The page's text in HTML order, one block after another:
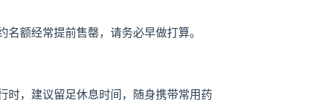
额经常提前售罄，请务必早做打算。
时，建议留足休息时间，随身携带常用药